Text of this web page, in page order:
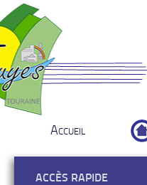
Accueil
ACCÈS RAPIDE